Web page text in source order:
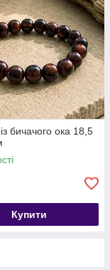
бичачого ока 18,5
Купити